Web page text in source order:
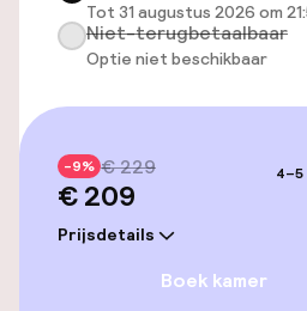
Kamers
Kamers voor rokers
Entertainment
Gratis wifi
Tot 31 augustus 2026 om
Niet-terugbetaalbaar
Optie niet beschikbaar
-9% € 229
€ 209
Prijsdetails
4–5
Boek kamer